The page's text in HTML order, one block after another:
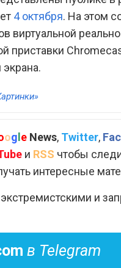
4 октября. На этом
виртуальной
приставки
ogle News, Twitter,
и RSS чтобы
интересные
и
в Telegram